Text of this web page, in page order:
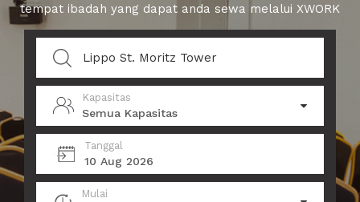
tempat ibadah yang dapat anda sewa melalui XWORK
Kapasitas
Semua Kapasitas
Tanggal
10 Aug 2026
Mulai